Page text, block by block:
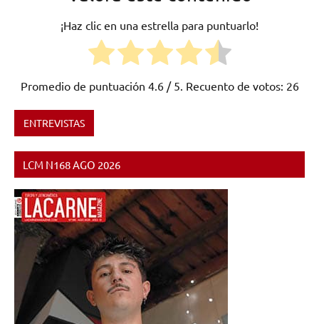
¡Haz clic en una estrella para puntuarlo!
Promedio de puntuación 4.6/ 5. Recuento de votos: 26
Etiquetado
Cádiz,
España,
Metal,
Metal
Alternativo
ENTREVISTAS
LCM N168 AGO 2026